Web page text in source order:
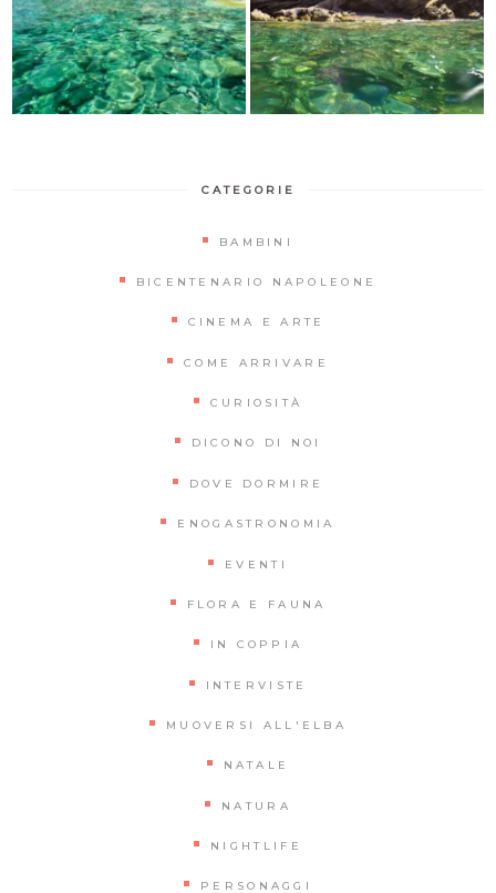
CATEGORIE
BAMBINI
BICENTENARIO NAPOLEONE
CINEMA E ARTE
COME ARRIVARE
CURIOSITÀ
DICONO DI NOI
DOVE DORMIRE
ENOGASTRONOMIA
EVENTI
FLORA E FAUNA
IN COPPIA
INTERVISTE
MUOVERSI ALL'ELBA
NATALE
NATURA
NIGHTLIFE
PERSONAGGI